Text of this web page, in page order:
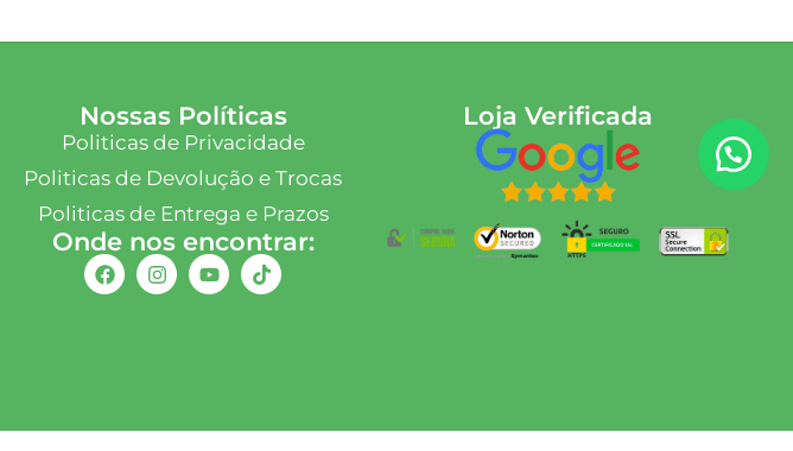
Nossas Políticas
Politicas de Privacidade
Politicas de Devolução e Trocas
Politicas de Entrega e Prazos
Onde nos encontrar:
Loja Verificada